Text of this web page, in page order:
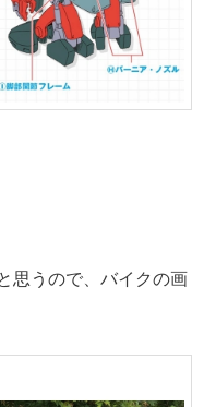
思うので、バイクの画